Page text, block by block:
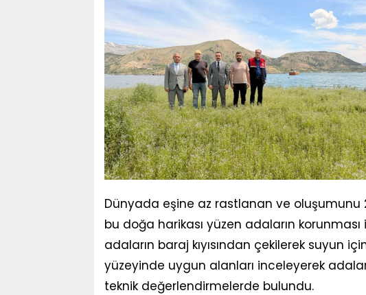
Dünyada eşine az rastlanan ve oluşumunu
bu doğa harikası yüzen adaların
adaların baraj kıyısından çekilerek suyun
yüzeyinde uygun alanları inceleyerek
teknik değerlendirmelerde bulundu.